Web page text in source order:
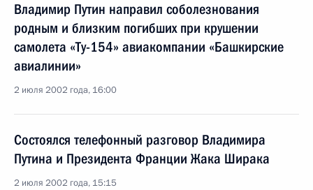
Владимир Путин направил соболезнования
родным и близким погибших при крушении
самолета «Ту-154» авиакомпании «Башкирские
авиалинии»
2 июля 2002 года, 16:00
Состоялся телефонный разговор Владимира
Путина и Президента Франции Жака Ширака
2 июля 2002 года, 15:15